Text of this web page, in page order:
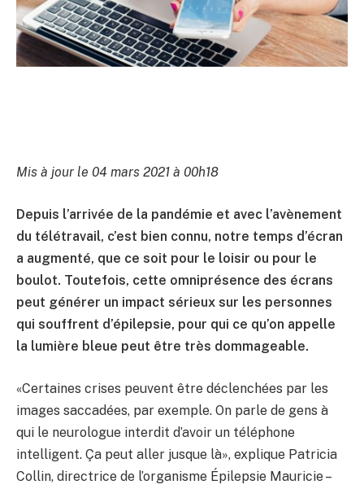
Mis à jour le 04 mars 2021 à 00h18
Depuis l’arrivée de la pandémie et avec l’avènement
du télétravail, c’est bien connu, notre temps d’écran
a augmenté, que ce soit pour le loisir ou pour le
boulot. Toutefois, cette omniprésence des écrans
peut générer un impact sérieux sur les personnes
qui souffrent d’épilepsie, pour qui ce qu’on appelle
la lumière bleue peut être très dommageable.
«Certaines crises peuvent être déclenchées par les
images saccadées, par exemple. On parle de gens à
qui le neurologue interdit d’avoir un téléphone
intelligent. Ça peut aller jusque là», explique Patricia
Collin, directrice de l’organisme Épilepsie Mauricie –